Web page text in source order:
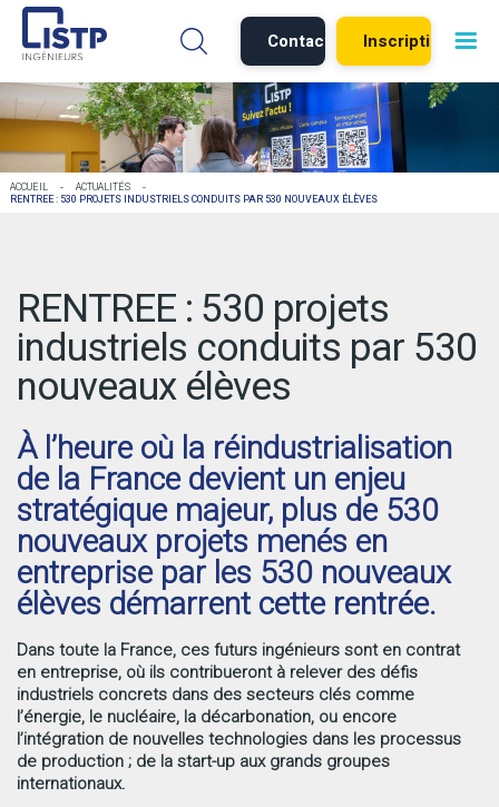
Contact Inscription
ACCUEIL - ACTUALITÉS -
RENTREE : 530 PROJETS INDUSTRIELS CONDUITS PAR 530 NOUVEAUX ÉLÈVES
RENTREE : 530 projets
industriels conduits par 530
nouveaux élèves
À l’heure où la réindustrialisation
de la France devient un enjeu
stratégique majeur, plus de 530
nouveaux projets menés en
entreprise par les 530 nouveaux
élèves démarrent cette rentrée.
Dans toute la France, ces futurs ingénieurs sont en contrat
en entreprise, où ils contribueront à relever des défis
industriels concrets dans des secteurs clés comme
l’énergie, le nucléaire, la décarbonation, ou encore
l’intégration de nouvelles technologies dans les processus
de production ; de la start-up aux grands groupes
internationaux.